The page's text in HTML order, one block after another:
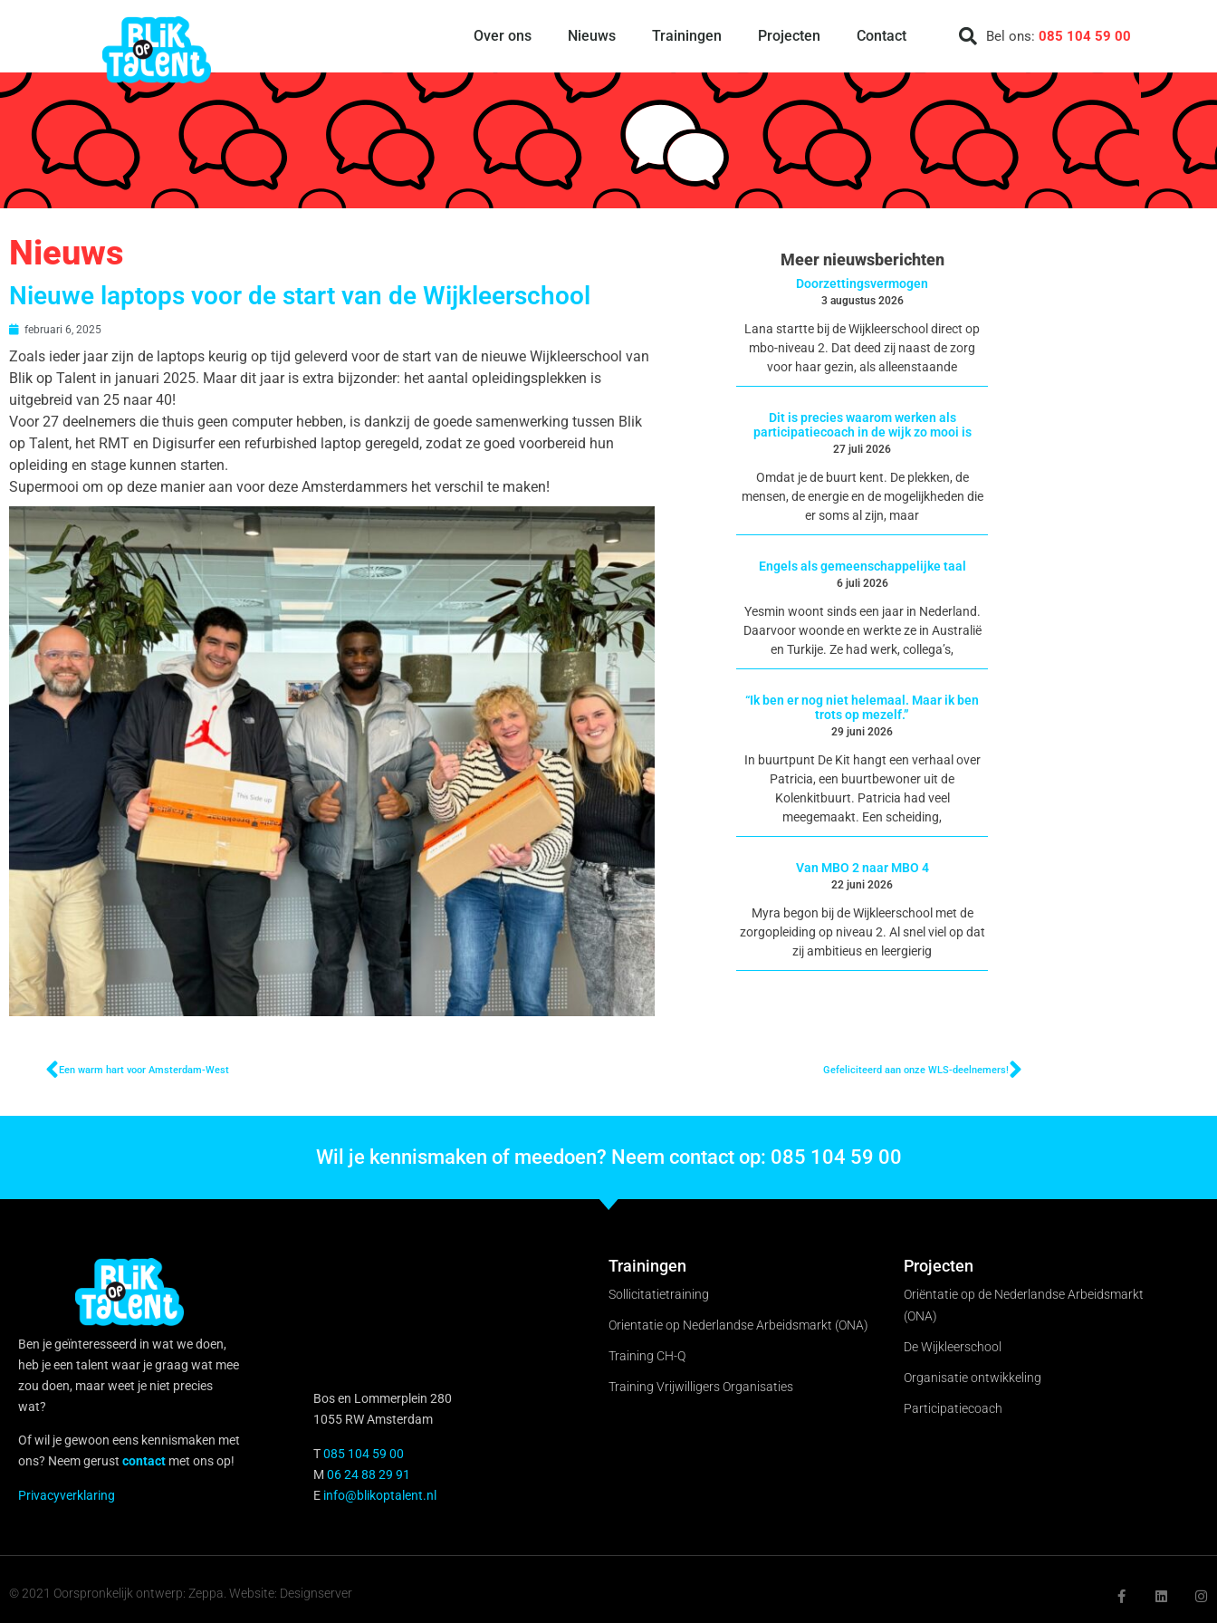
Over ons Nieuws Trainingen Projecten Contact Bel ons: 085 104 59 00
Nieuws
Nieuwe laptops voor de start van de Wijkleerschool
februari 6, 2025
Zoals ieder jaar zijn de laptops keurig op tijd geleverd voor de start van de nieuwe Wijkleerschool van
Blik op Talent in januari 2025. Maar dit jaar is extra bijzonder: het aantal opleidingsplekken is
uitgebreid van 25 naar 40!
Voor 27 deelnemers die thuis geen computer hebben, is dankzij de goede samenwerking tussen Blik
op Talent, het RMT en Digisurfer een refurbished laptop geregeld, zodat ze goed voorbereid hun
opleiding en stage kunnen starten.
Supermooi om op deze manier aan voor deze Amsterdammers het verschil te maken!
Meer nieuwsberichten
Doorzettingsvermogen
3 augustus 2026
Lana startte bij de Wijkleerschool direct op
mbo-niveau 2. Dat deed zij naast de zorg
voor haar gezin, als alleenstaande
Dit is precies waarom werken als
participatiecoach in de wijk zo mooi is
27 juli 2026
Omdat je de buurt kent. De plekken, de
mensen, de energie en de mogelijkheden die
er soms al zijn, maar
Engels als gemeenschappelijke taal
6 juli 2026
Yesmin woont sinds een jaar in Nederland.
Daarvoor woonde en werkte ze in Australië
en Turkije. Ze had werk, collega’s,
“Ik ben er nog niet helemaal. Maar ik ben
trots op mezelf.”
29 juni 2026
In buurtpunt De Kit hangt een verhaal over
Patricia, een buurtbewoner uit de
Kolenkitbuurt. Patricia had veel
meegemaakt. Een scheiding,
Van MBO 2 naar MBO 4
22 juni 2026
Myra begon bij de Wijkleerschool met de
zorgopleiding op niveau 2. Al snel viel op dat
zij ambitieus en leergierig
Een warm hart voor Amsterdam-West Gefeliciteerd aan onze WLS-deelnemers!
Wil je kennismaken of meedoen? Neem contact op: 085 104 59 00
Ben je geïnteresseerd in wat we doen,
heb je een talent waar je graag wat mee
zou doen, maar weet je niet precies
wat?
Of wil je gewoon eens kennismaken met
ons? Neem gerust contact met ons op!
Privacyverklaring
Bos en Lommerplein 280
1055 RW Amsterdam
T085 104 59 00
M 06 24 88 29 91
E info@blikoptalent.nl
Trainingen
Sollicitatietraining
Orientatie op Nederlandse Arbeidsmarkt (ONA)
Training CH-Q
Training Vrijwilligers Organisaties
Projecten
Oriëntatie op de Nederlandse Arbeidsmarkt
(ONA)
De Wijkleerschool
Organisatie ontwikkeling
Participatiecoach
© 2021 Oorspronkelijk ontwerp: Zeppa. Website: Designserver